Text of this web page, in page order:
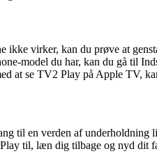
ikke virker, kan du prøve at
model du har, kan du gå til
at se TV2 Play på Apple TV,
til en verden af
til, læn dig tilbage og nyd dit